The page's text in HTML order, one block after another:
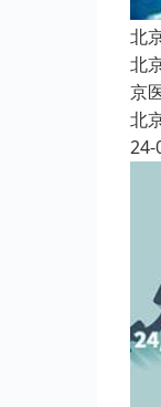
北
北
京
北
24-